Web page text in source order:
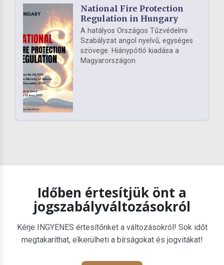
National Fire Protection
Regulation in Hungary
A hatályos Országos Tűzvédelmi
Szabályzat angol nyelvű, egységes
szövege. Hiánypótló kiadása a
Magyarországon
Időben értesítjük önt a
jogszabályváltozásokról
Kérje INGYENES értesítőnket a változásokról! Sok időt
megtakaríthat, elkerülheti a bírságokat és jogvitákat!